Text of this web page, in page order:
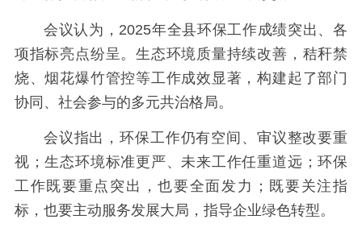
会议认为，2025年全县环保工作成绩突出、各
项指标亮点纷呈。生态环境质量持续改善，秸秆禁
烧、烟花爆竹管控等工作成效显著，构建起了部门
协同、社会参与的多元共治格局。
会议指出，环保工作仍有空间、审议整改要重
视；生态环境标准更严、未来工作任重道远；环保
工作既要重点突出，也要全面发力；既要关注指
标，也要主动服务发展大局，指导企业绿色转型。